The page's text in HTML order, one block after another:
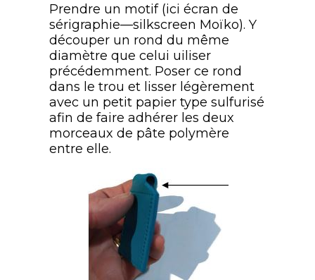
Prendre un motif (ici écran de
sérigraphie—silkscreen Moïko). Y
découper un rond du même
diamètre que celui uiliser
précédemment. Poser ce rond
dans le trou et lisser légèrement
avec un petit papier type sulfurisé
afin de faire adhérer les deux
morceaux de pâte polymère
entre elle.